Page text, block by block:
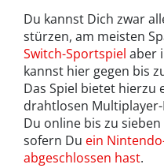
Du kannst Dich zwar
stürzen, am meisten
Switch-Sportspiel aber
kannst hier gegen bis
Das Spiel bietet hierzu
drahtlosen
Du online bis zu
sofern Du ein
abgeschlossen hast.